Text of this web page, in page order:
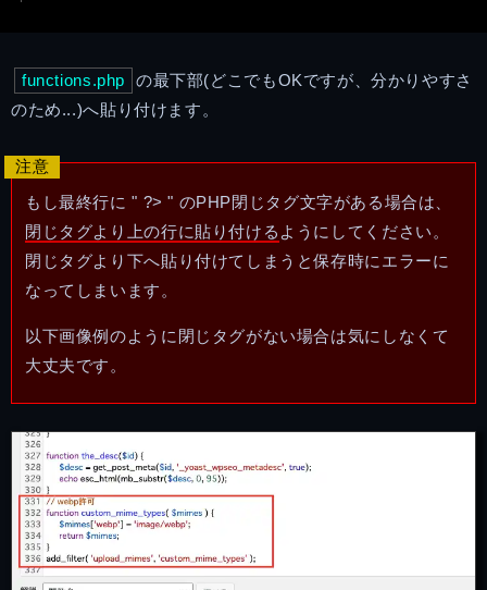
functions.php
の最下部(どこでもOKですが、分かりやすさ
のため...)へ貼り付けます。
もし最終行に " ?> " のPHP閉じタグ文字がある場合は、
閉じタグより上の行に貼り付ける ようにしてください。
閉じタグより下へ貼り付けてしまうと保存時にエラーに
なってしまいます。
以下画像例のように閉じタグがない場合は気にしなくて
大丈夫です。